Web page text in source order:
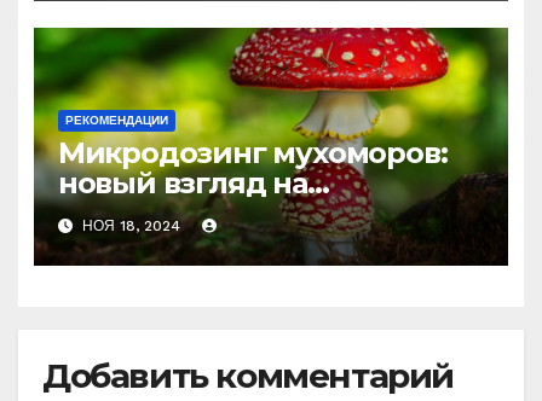
истощения
РЕКОМЕНДАЦИИ
Микродозинг мухоморов:
новый взгляд на
психоделику
НОЯ 18, 2024
Добавить комментарий